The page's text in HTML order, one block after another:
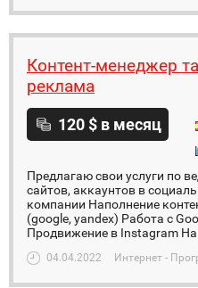
Контент-менеджер
реклама
120 $ в месяц
Предлагаю свои услуги по
сайтов, аккаунтов в
компании Наполнение
(google, yandex) Работа с
Продвижение в Instagram
04.04.2022 Интернет -